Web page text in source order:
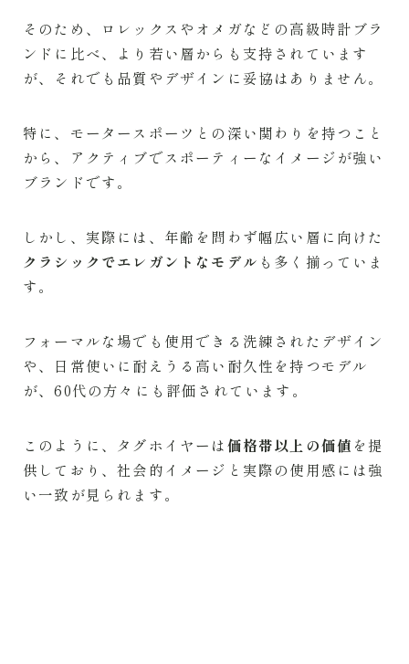
そのため、ロレックスやオメガなどの高級時計ブラ
ンドに比べ、より若い層からも支持されています
が、それでも品質やデザインに妥協はありません。
特に、モータースポーツとの深い関わりを持つこと
から、アクティブでスポーティーなイメージが強い
ブランドです。
しかし、実際には、年齢を問わず幅広い層に向けた
クラシックでエレガントなモデル も多く揃っていま
す。
フォーマルな場でも使用できる洗練されたデザイン
や、日常使いに耐えうる高い耐久性を持つモデル
が、60代の方々にも評価されています。
このように、タグホイヤーは価格帯以上の価値 を提
供しており、社会的イメージと実際の使用感には強
い一致が見られます。